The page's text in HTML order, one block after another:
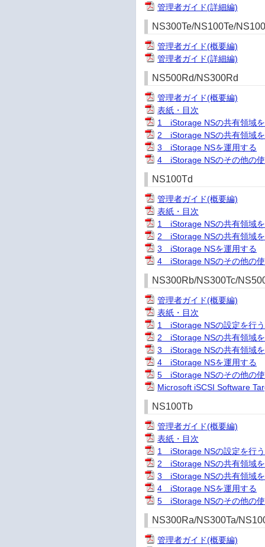
管理者ガイド(詳細編)
NS300Te/NS100Te/
管理者ガイド(概要編)
管理者ガイド(詳細編)
NS500Rd/NS300Rd
管理者ガイド(概要編)
表紙・目次
1 iStorage NSの共有領域
2 iStorage NSの共有領域
3 iStorage NSを運用する
4 iStorage NSのその他の
NS100Td
管理者ガイド(概要編)
表紙・目次
1 iStorage NSの共有領域
2 iStorage NSの共有領域
3 iStorage NSを運用する
4 iStorage NSのその他の
NS300Rb/NS300Tc/
管理者ガイド(概要編)
表紙・目次
1 iStorage NSの設定を行う
2 iStorage NSの共有領域
3 iStorage NSの共有領域
4 iStorage NSを運用する
5 iStorage NSのその他の
Microsoft iSCSI Software
NS100Tb
管理者ガイド(概要編)
表紙・目次
1 iStorage NSの設定を行う
2 iStorage NSの共有領域
3 iStorage NSの共有領域
4 iStorage NSを運用する
5 iStorage NSのその他の
NS300Ra/NS300Ta/
管理者ガイド(概要編)